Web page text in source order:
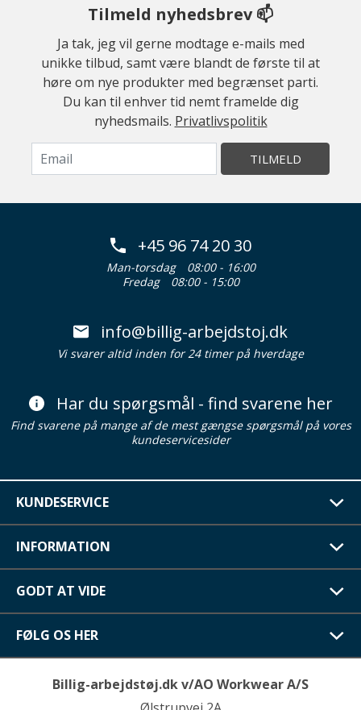
Tilmeld nyhedsbrev 📫
Ja tak, jeg vil gerne modtage e-mails med
unikke tilbud, samt være blandt de første til at
høre om nye produkter med begrænset parti.
Du kan til enhver tid nemt framelde dig
nyhedsmails. Privatlivspolitik
TILMELD
+45 96 74 20 30
Man-torsdag
08:00 - 16:00
Fredag
08:00 - 15:00
info@billig-arbejdstoj.dk
Vi svarer altid inden for 24 timer på hverdage
Har du spørgsmål - find svarene her
Find svarene på mange af de mest gængse spørgsmål på vores
kundeservicesider
KUNDESERVICE
INFORMATION
GODT AT VIDE
FØLG OS HER
Billig-arbejdstøj.dk v/AO Workwear A/S